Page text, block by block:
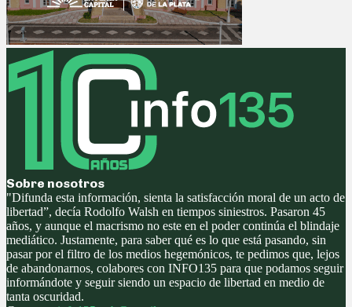
Sobre nosotros
"Difunda esta información, sienta la satisfacción moral de un acto de
libertad”, decía Rodolfo Walsh en tiempos siniestros. Pasaron 45
años, y aunque el macrismo no este en el poder continúa el blindaje
mediático. Justamente, para saber qué es lo que está pasando, sin
pasar por el filtro de los medios hegemónicos, te pedimos que, lejos
de abandonarnos, colabores con INFO135 para que podamos seguir
informándote y seguir siendo un espacio de libertad en medio de
tanta oscuridad.